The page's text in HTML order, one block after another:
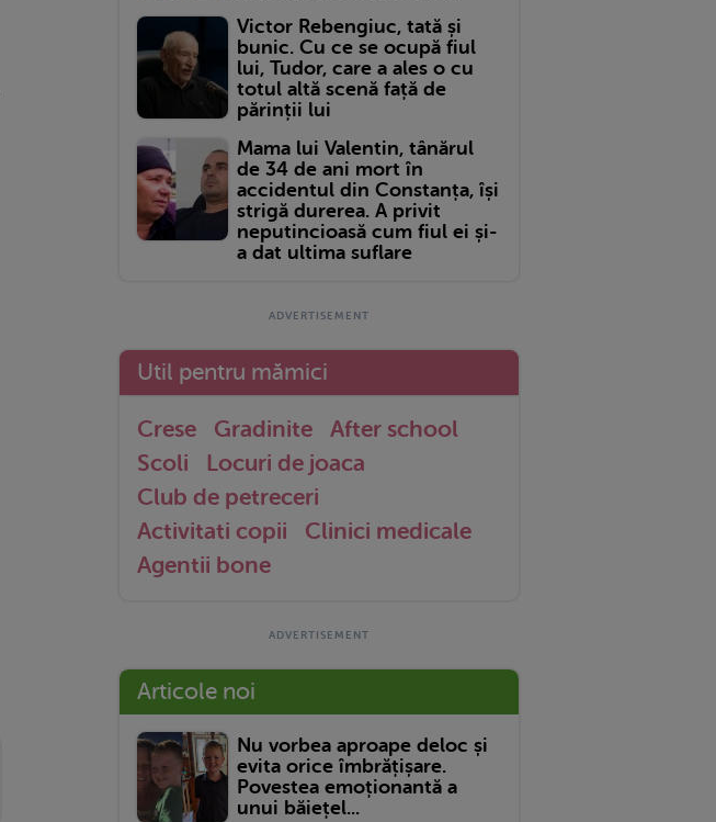
Victor Rebengiuc, tată și
bunic. Cu ce se ocupă fiul
lui, Tudor, care a ales o cu
totul altă scenă față de
părinții lui
Mama lui Valentin, tânărul
de 34 de ani mort în
accidentul din Constanța, își
strigă durerea. A privit
neputincioasă cum fiul ei și-
a dat ultima suflare
Util pentru mămici
Crese Gradinite
After school
Scoli
Locuri de joaca
Club de petreceri
Activitati copii
Clinici medicale
Agentii bone
Articole noi
Nu vorbea aproape deloc și
evita orice îmbrățișare.
Povestea emoționantă a
unui băiețel...